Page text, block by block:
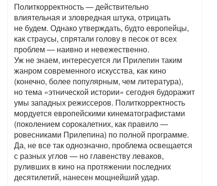
Политкорректность — действительно
влиятельная и зловредная штука, отрицать
не будем. Однако утверждать, будто европейцы,
как страусы, спрятали голову в песок от всех
проблем — наивно и невежественно.
Уж не знаем, интересуется ли Прилепин таким
жанром современного искусства, как кино
(конечно, более популярным, чем литература),
но тема «этнической истории» сегодня будоражит
умы западных режиссеров. Политкорректность
мордуется европейскими кинематографистами
(поколением сорокалетних, как правило —
ровесниками Прилепина) по полной программе.
Да, не все так однозначно, проблема освещается
с разных углов — но главенству леваков,
руливших в кино на протяжении последних
десятилетий, нанесен мощнейший удар.